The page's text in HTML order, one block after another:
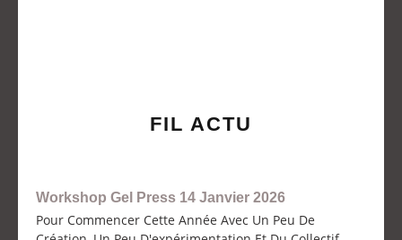
FIL ACTU
Workshop Gel Press 14 Janvier 2026
Pour Commencer Cette Année Avec Un Peu De